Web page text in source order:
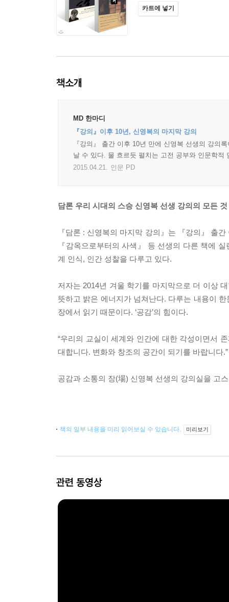
카트에 넣기
책소개
MD 한마디
『강의』이후 10년, 신영복의 마지막 강의
『강의』 출간 이후 10년 만에 신영복 선생의 강의
날 수 있다. 물 흐르듯 펼치는 고전 공부와 인문학
2015.04.21. 인문 PD
담론 우리 시대의 스승 신영복 선생 강의의 모든 것
『담론 : 신영복의 마지막 강의』는 『강의』 출
『감옥으로부터의 사색』 등 선생의 다른 책에
계 인식, 인간 성찰을 다루고 있다.
저자는 2014년 겨울 학기를 마지막으로 더 이상
뜻하고 밝은 에너지가 넘쳐난다. 다루는 내용이
장에서 읽기 때문이다. ‘공감’의 힘이다.
“우리의 교실이 세계와 인간에 대한 각성이면서
대합니다. 변화와 창조의 공간이 되기를 바랍니다.”
공감과 소통의 장(場) 신영복 선생의 강의실을 고
책의 일부 내용을 미리 읽어보실 수 있습니다. 미리보기
관련 동영상